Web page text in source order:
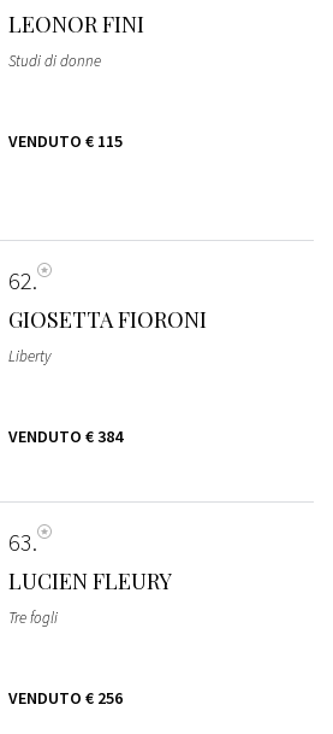
LEONOR FINI
Studi di donne
VENDUTO € 115
62
GIOSETTA FIORONI
Liberty
VENDUTO € 384
63
LUCIEN FLEURY
Tre fogli
VENDUTO € 256